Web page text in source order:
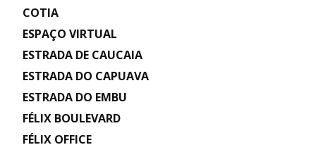
COTIA
ESPAÇO VIRTUAL
ESTRADA DE CAUCAIA
ESTRADA DO CAPUAVA
ESTRADA DO EMBU
FÉLIX BOULEVARD
FÉLIX OFFICE